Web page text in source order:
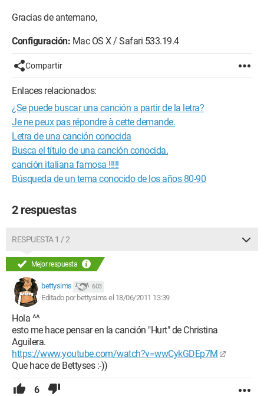
Gracias de antemano,
Configuración: Mac OS X / Safari 533.19.4
Compartir
Enlaces relacionados:
¿Se puede buscar una canción a partir de la letra?
Je ne peux pas répondre à cette demande.
Letra de una canción conocida
Busca el título de una canción conocida.
canción italiana famosa !!!!!
Búsqueda de un tema conocido de los años 80-90
2 respuestas
RESPUESTA 1 / 2
Mejor respuesta
bettysims 603
Editado por bettysims el 18/06/2011 13:39
Hola ^^
esto me hace pensar en la canción "Hurt" de Christina
Aguilera.
https://www.youtube.com/watch?v=wwCykGDEp7M
Que hace de Bettyses :-))
6